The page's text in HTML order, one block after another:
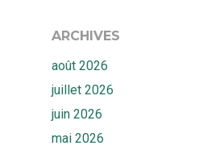
ARCHIVES
août 2026
juillet 2026
juin 2026
mai 2026